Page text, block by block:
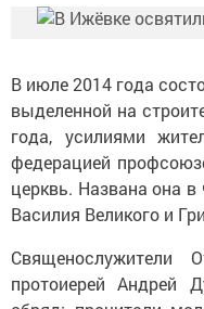
В июле 2014 года
выделенной на
года, усилиями
федерацией
церквь. Названа она
Василия Великого и
Священослужители
протоиерей Андрей